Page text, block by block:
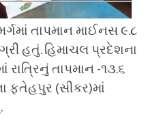
તાપમાન માઈનસ ૯.૮
હતું. હિમાચલ પ્રદેશના
રાત્રિનું તાપમાન -૧૩.૬
ફતેહપુર (સીકર)માં